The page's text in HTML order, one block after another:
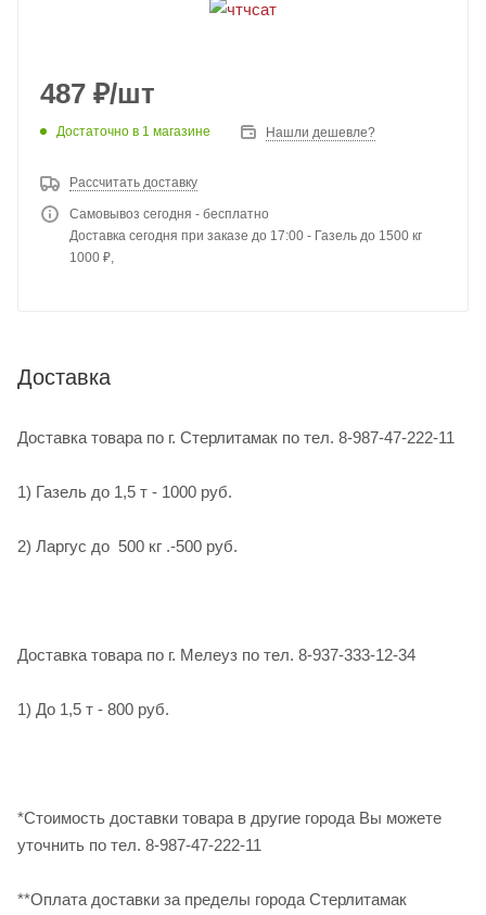
487 ₽/шт
Достаточно в 1 магазине Нашли дешевле?
Рассчитать доставку
Самовывоз сегодня - бесплатно
Доставка сегодня при заказе до 17:00 - Газель до 1500 кг
1000 ₽,
Доставка
Доставка товара по г. Стерлитамак по тел. 8-987-47-222-11
1) Газель до 1,5 т - 1000 руб.
2) Ларгус до 500 кг .-500 руб.
Доставка товара по г. Мелеуз по тел. 8-937-333-12-34
1) До 1,5 т - 800 руб.
*Стоимость доставки товара в другие города Вы можете
уточнить по тел. 8-987-47-222-11
**Оплата доставки за пределы города Стерлитамак